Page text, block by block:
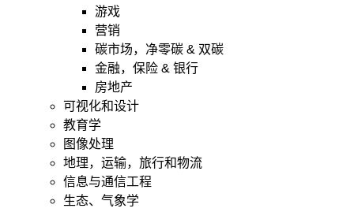
游戏
营销
碳市场，净零碳 & 双碳
金融，保险 & 银行
房地产
可视化和设计
教育学
图像处理
地理，运输，旅行和物流
信息与通信工程
生态、气象学